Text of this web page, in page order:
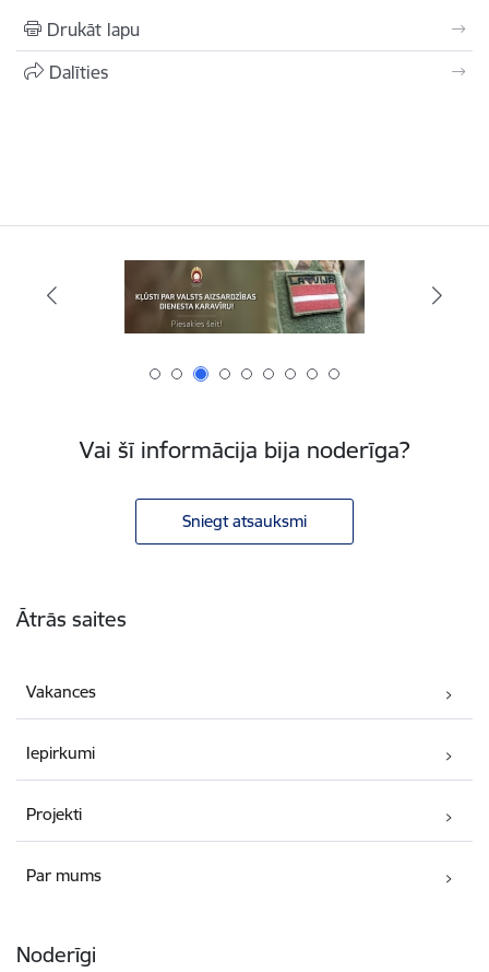
Drukāt lapu
Dalīties
Vai šī informācija bija noderīga?
Sniegt atsauksmi
Ātrās saites
Vakances
Iepirkumi
Projekti
Par mums
Noderīgi